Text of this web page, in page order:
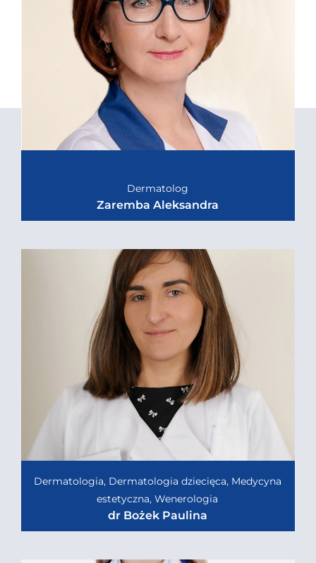
Dermatolog
Zaremba Aleksandra
Dermatologia, Dermatologia dziecięca, Medycyna
estetyczna, Wenerologia
dr Bożek Paulina